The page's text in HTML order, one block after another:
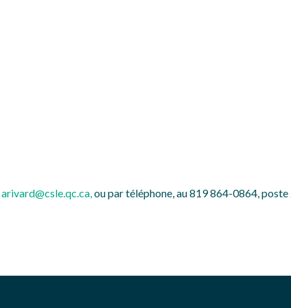
arivard@csle.qc.ca,ou par téléphone, au 819 864-0864, poste